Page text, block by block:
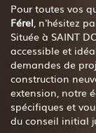
Pour toutes vos
Férel , n'hésitez
Située à SAINT
accessible et
demandes de
construction
extension, notre
spécifiques et
du conseil initial